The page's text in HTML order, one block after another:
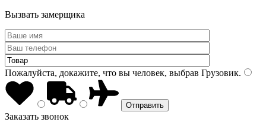
Вызвать замерщика
Пожалуйста, докажите, что вы человек, выбрав Грузовик.
Заказать звонок